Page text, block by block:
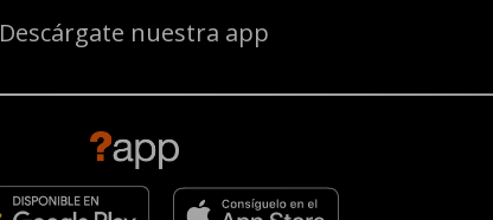
Descárgate nuestra app